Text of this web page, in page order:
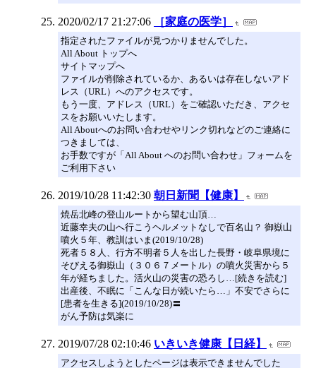
2020/02/17 21:27:06 ［家庭の医学］
指定されたファイルが見つかりませんでした。
All About トップへ
サイトマップへ
ファイルが削除されているか、あるいは存在しないアド
レス（URL）へのアクセスです。
もう一度、アドレス（URL）をご確認いただき、アクセ
スをお願いいたします。
All Aboutへのお問い合わせやリンク切れなどのご連絡に
つきましては、
お手数ですが「All About へのお問い合わせ」フォームを
ご利用下さい
2019/10/28 11:42:30 朝日新聞【健康】
焼岳北峰の登山ルートから望む山頂…
近藤幸夫の山へ行こうヘルメットなしで百名山？ 御嶽山
噴火５年、教訓はいま(2019/10/28)
死者５８人、行方不明者５人を出した長野・岐阜県境に
そびえる御嶽山（３０６７メートル）の噴火災害から５
年が経ちました。活火山の災害の恐ろし…[続きを読む]
出産後、不眠に「こんな日が続いたら…」不安でさらに
[患者を生きる](2019/10/28)〓
がん予防は気楽に
2019/07/28 02:10:46 いきいき健康【日経】
アクセスしようとしたページは表示できませんでした